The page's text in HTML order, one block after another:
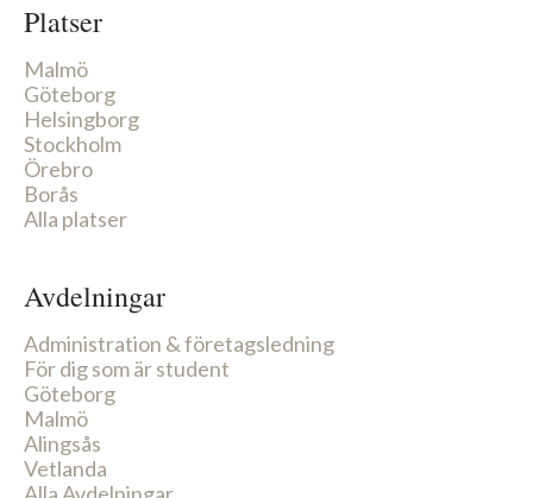
Platser
Malmö
Göteborg
Helsingborg
Stockholm
Örebro
Borås
Alla platser
Avdelningar
Administration & företagsledning
För dig som är student
Göteborg
Malmö
Alingsås
Vetlanda